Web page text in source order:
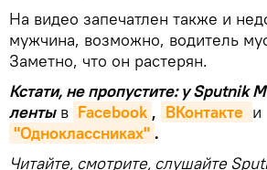
На видео запечатлен также и
мужчина, возможно, водитель
Заметно, что он растерян.
Кстати, не пропустите: у Sputnik
ленты в Facebook , ВКонтакте и
"Одноклассниках" .
Читайте, смотрите, слушайте